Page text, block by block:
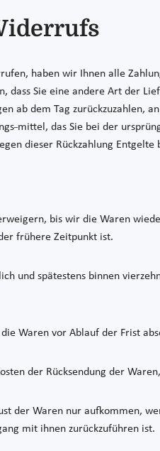
haben wir Ihnen alle
dass Sie eine andere Art der
ab dem Tag zurückzuzahlen,
-mittel, das Sie bei der
dieser Rückzahlung Entgelte
bis wir die Waren
frühere Zeitpunkt ist.
und spätestens binnen
Waren vor Ablauf der Frist
der Rücksendung der
der Waren nur aufkommen,
mit ihnen zurückzuführen ist.